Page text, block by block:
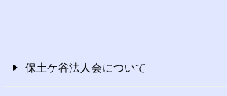
保土ケ谷法人会について